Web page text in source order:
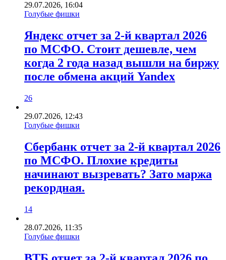
29.07.2026, 16:04
Голубые фишки
Яндекс отчет за 2-й квартал 2026
по МСФО. Стоит дешевле, чем
когда 2 года назад вышли на биржу
после обмена акций Yandex
26
29.07.2026, 12:43
Голубые фишки
Сбербанк отчет за 2-й квартал 2026
по МСФО. Плохие кредиты
начинают вызревать? Зато маржа
рекордная.
14
28.07.2026, 11:35
Голубые фишки